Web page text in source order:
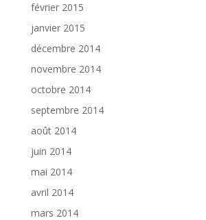
février 2015
janvier 2015
décembre 2014
novembre 2014
octobre 2014
septembre 2014
août 2014
juin 2014
mai 2014
avril 2014
mars 2014